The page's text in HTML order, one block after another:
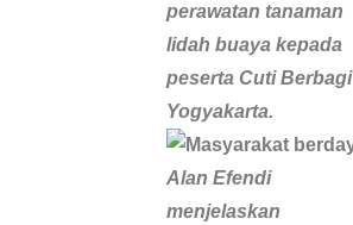
perawatan tanaman
lidah buaya kepada
peserta Cuti Berbagi
Yogyakarta.
Alan Efendi
menjelaskan